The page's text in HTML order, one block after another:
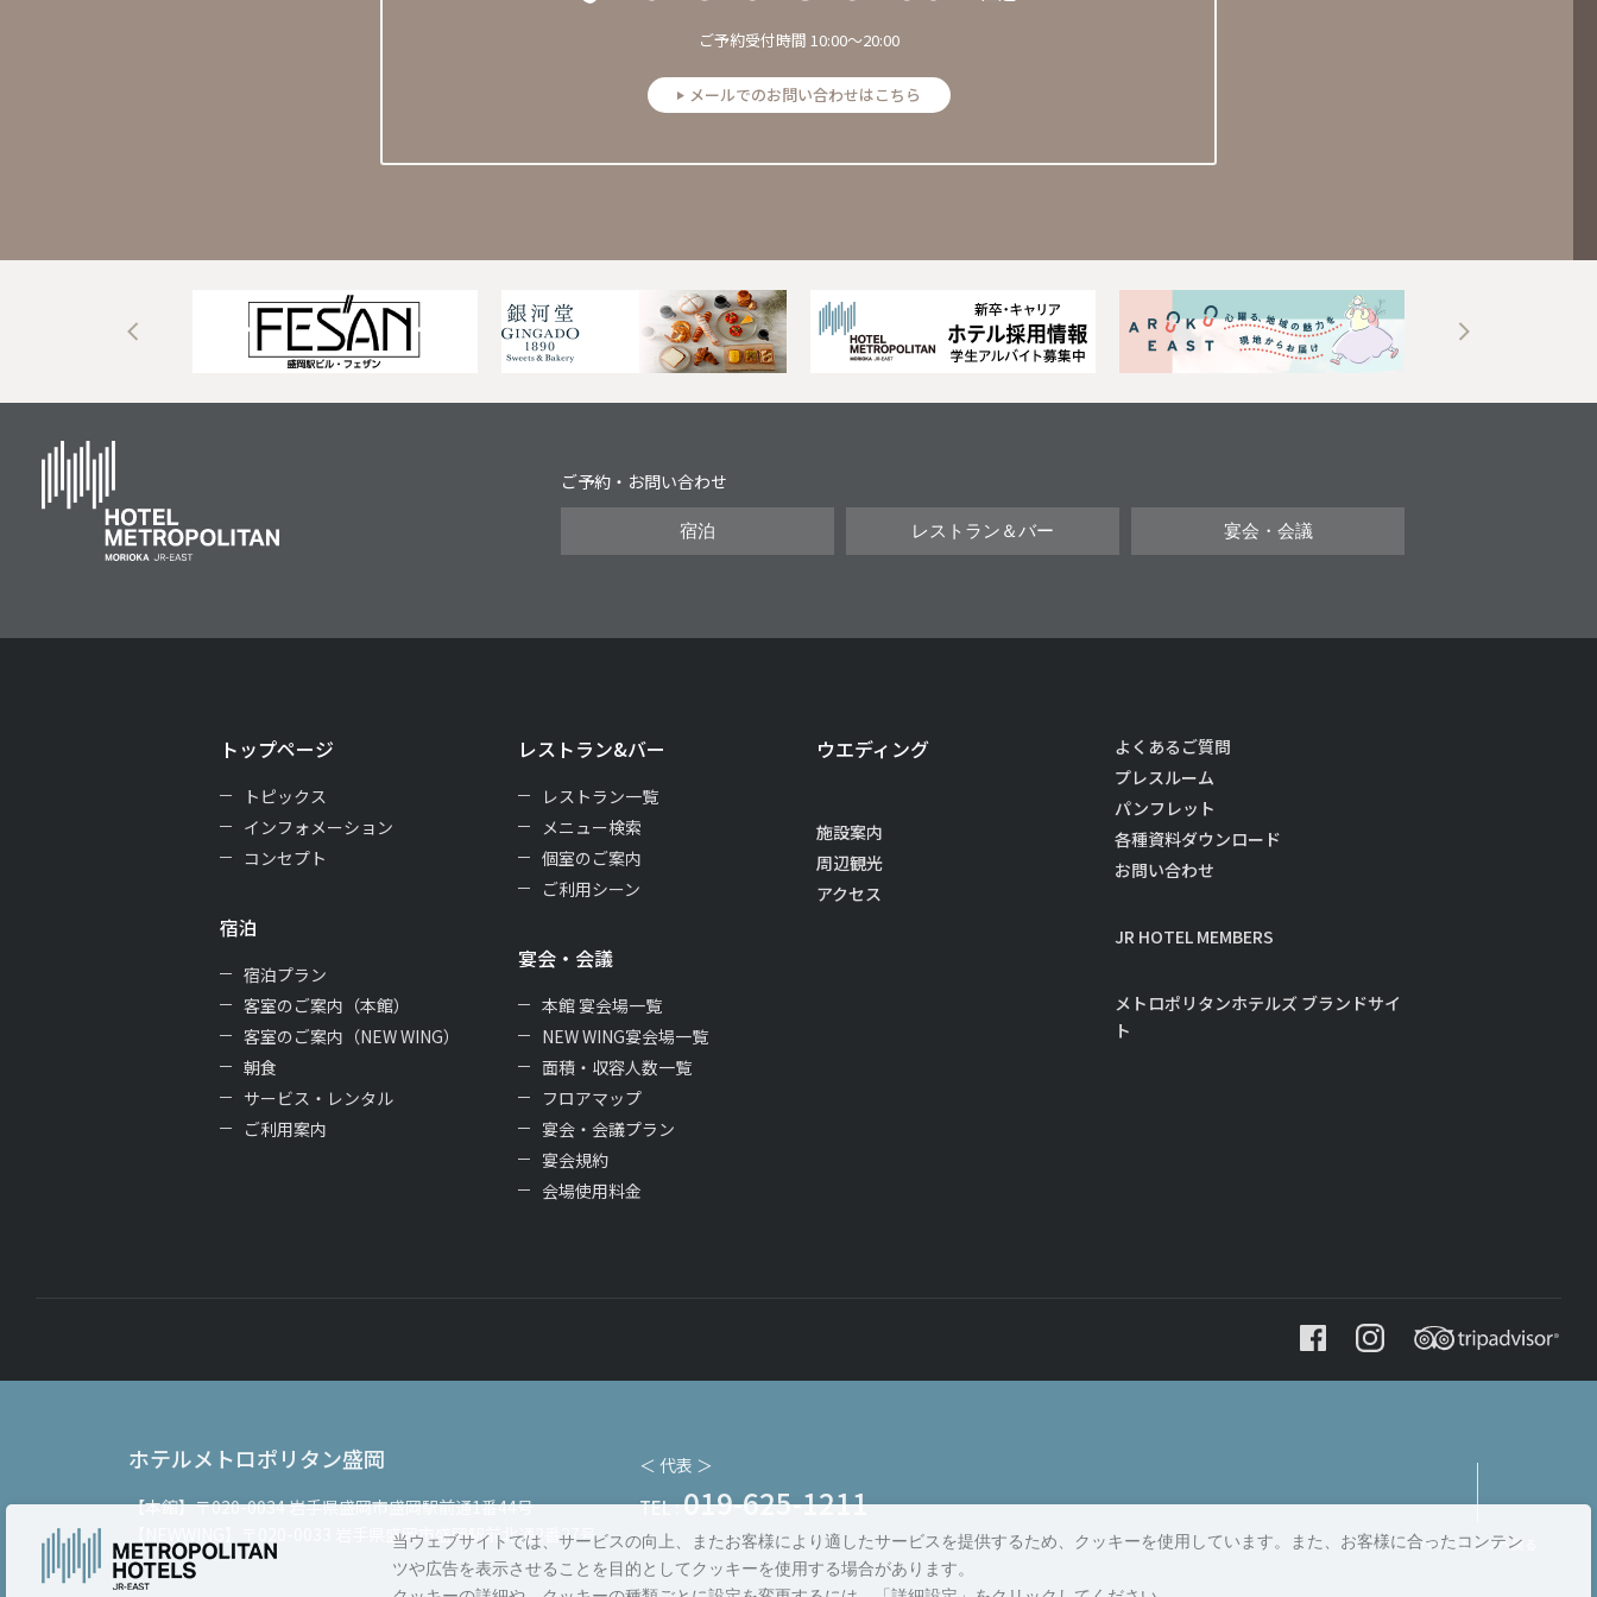
ご予約受付時間 10:00～20:00
メールでのお問い合わせはこちら
Next
ご予約・お問い合わせ
宿泊 レストラン＆バー 宴会・会議
トップページ
トピックス
インフォメーション
コンセプト
宿泊
宿泊プラン
客室のご案内（本館）
客室のご案内（NEW WING）
朝食
サービス・レンタル
ご利用案内
レストラン&バー
レストラン一覧
メニュー検索
個室のご案内
ご利用シーン
宴会・会議
本館 宴会場一覧
NEW WING宴会場一覧
面積・収容人数一覧
フロアマップ
宴会・会議プラン
宴会規約
会場使用料金
ウエディング
施設案内
周辺観光
アクセス
よくあるご質問
プレスルーム
パンフレット
各種資料ダウンロード
お問い合わせ
JR HOTEL MEMBERS
メトロポリタンホテルズ ブランドサイ
ト
ホテルメトロポリタン盛岡
【本館】〒020-0034 岩手県盛岡市盛岡駅前通1番44号
〒020-0033 岩手県盛岡市盛岡駅前北通2番27号
＜ 代表 ＞
TEL :019-625-1211
ページトップへ戻る
当ウェブサイトでは、サービスの向上、またお客様により適したサービスを提供するため、クッキーを使用しています。また、お客様に合ったコンテン
ツや広告を表示させることを目的としてクッキーを使用する場合があります。